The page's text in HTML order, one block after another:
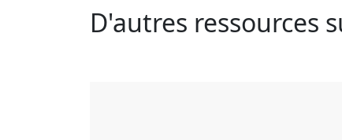
D'autres ressources